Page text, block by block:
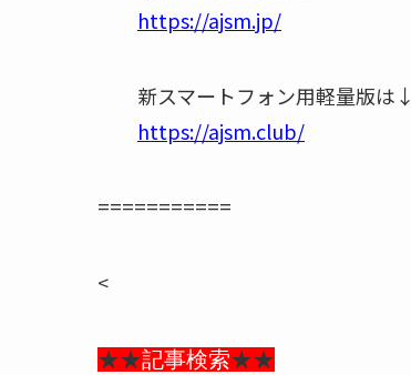
https://ajsm.jp/
新スマートフォン用軽量版は↓
https://ajsm.club/
===========
<
★★記事検索★★